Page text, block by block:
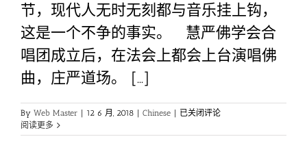
节，现代人无时无刻都与音乐挂上钩，
这是一个不争的事实。 慧严佛学会合
唱团成立后，在法会上都会上台演唱佛
曲，庄严道场。 [...]
By Web Master 12 6 月, 2018 Chinese
古
佛
已关闭评论
阅读更多